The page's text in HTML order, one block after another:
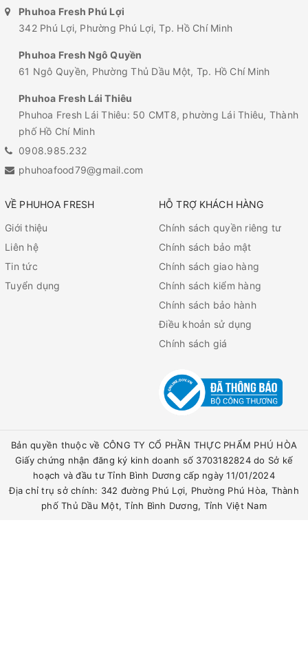
Phuhoa Fresh Phú Lợi
342 Phú Lợi, Phường Phú Lợi, Tp. Hồ Chí Minh
Phuhoa Fresh Ngô Quyền
61 Ngô Quyền, Phường Thủ Dầu Một, Tp. Hồ Chí Minh
Phuhoa Fresh Lái Thiêu
Phuhoa Fresh Lái Thiêu: 50 CMT8, phường Lái Thiêu, Thành
phố Hồ Chí Minh
0908.985.232
phuhoafood79@gmail.com
VỀ PHUHOA FRESH
Giới thiệu
Liên hệ
Tin tức
Tuyển dụng
HỖ TRỢ KHÁCH HÀNG
Chính sách quyền riêng tư
Chính sách bảo mật
Chính sách giao hàng
Chính sách kiểm hàng
Chính sách bảo hành
Điều khoản sử dụng
Chính sách giá
Bản quyền thuộc về CÔNG TY CỔ PHẦN THỰC PHẨM PHÚ HÒA
Giấy chứng nhận đăng ký kinh doanh số 3703182824 do Sở kế
hoạch và đầu tư Tỉnh Bình Dương cấp ngày 11/01/2024
Địa chỉ trụ sở chính: 342 đường Phú Lợi, Phường Phú Hòa, Thành
phố Thủ Dầu Một, Tỉnh Bình Dương, Tỉnh Việt Nam